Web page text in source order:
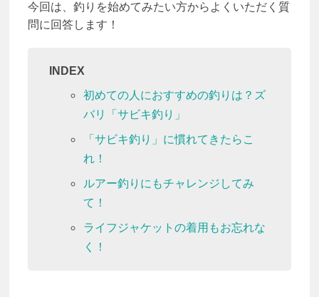
今回は、釣りを始めてみたい方からよくいただく質
問に回答します！
INDEX
初めての人におすすめの釣りは？ズ
バリ「サビキ釣り」
「サビキ釣り」に慣れてきたらこ
れ！
ルアー釣りにもチャレンジしてみ
て！
ライフジャケットの着用もお忘れな
く！